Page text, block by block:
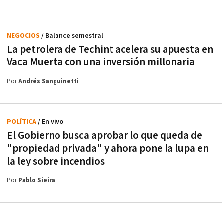
La petrolera de Techint acelera su apuesta en
Vaca Muerta con una inversión millonaria
NEGOCIOS / Balance semestral
PorAndrés Sanguinetti
El Gobierno busca aprobar lo que queda de
"propiedad privada" y ahora pone la lupa en
la ley sobre incendios
POLÍTICA/ En vivo
PorPablo Sieira